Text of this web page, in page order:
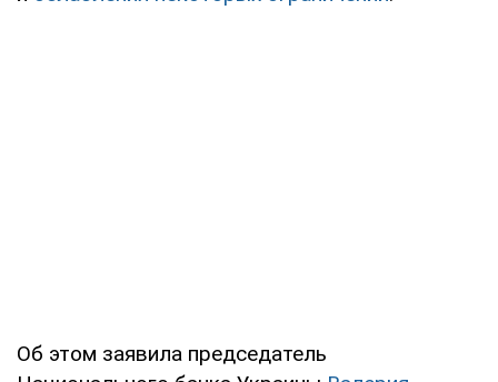
Об этом заявила председатель